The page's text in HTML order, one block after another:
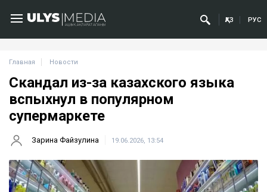
ҚАЗ РУС
Главная Новости
Скандал из-за казахского языка
вспыхнул в популярном
супермаркете
Зарина Файзулина 19.06.2026, 13:54